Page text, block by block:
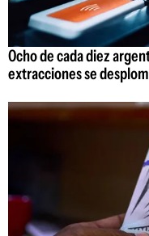
Ocho de cada diez
extracciones se